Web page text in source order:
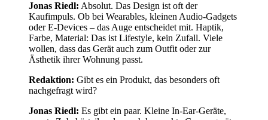
Jonas Riedl: Absolut. Das Design ist oft der
Kaufimpuls. Ob bei Wearables, kleinen Audio-Gadgets
oder E-Devices – das Auge entscheidet mit. Haptik,
Farbe, Material: Das ist Lifestyle, kein Zufall. Viele
wollen, dass das Gerät auch zum Outfit oder zur
Ästhetik ihrer Wohnung passt.
Redaktion: Gibt es ein Produkt, das besonders oft
nachgefragt wird?
Jonas Riedl: Es gibt ein paar. Kleine In-Ear-Geräte,